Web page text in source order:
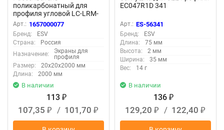
поликарбонатный для
профиля угловой LC-LRM-
P20L-2 прозрачный
Арт.: 1657000077
Бренд:
ESV
Страна:
Россия
Назначение:
Экраны для
профиля
Размер:
20x20x2000 мм
Длина:
2000 мм
В наличии
113 ₽
107,35 ₽ / 101,70 ₽
EC047R1D 341
Арт.: ES-56341
Бренд:
ESV
Длина:
75 мм
Высота:
2 мм
Ширина:
35 мм
Вес:
14 г
В наличии
136 ₽
129,20 ₽ / 122,40 ₽